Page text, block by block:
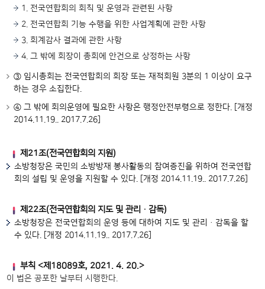
1. 전국연합회의 회칙 및 운영과 관련된 사항
2. 전국연합회 기능 수행을 위한 사업계획에 관한 사항
3. 회계감사 결과에 관한 사항
4. 그 밖에 회장이 총회에 안건으로 상정하는 사항
③ 임시총회는 전국연합회의 회장 또는 재적회원 3분의 1 이상이 요구
하는 경우 소집한다.
④ 그 밖에 회의운영에 필요한 사항은 행정안전부령으로 정한다. [개정
2014.11.19.. 2017.7.26]
제21조(전국연합회의 지원)
소방청장은 국민의 소방방재 봉사활동의 참여증진을 위하여 전국연합
회의 설립 및 운영을 지원할 수 있다. [개정 2014.11.19.. 2017.7.26]
제22조(전국연합회의 지도 및 관리ㆍ감독)
소방청장은 전국연합회의 운영 등에 대하여 지도 및 관리ㆍ감독을 할
수 있다. [개정 2014.11.19.. 2017.7.26]
부칙 <제18089호, 2021. 4. 20.>
이 법은 공포한 날부터 시행한다.